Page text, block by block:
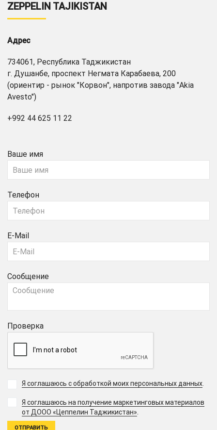
ZEPPELIN TAJIKISTAN
Адрес
734061, Республика Таджикистан
г. Душанбе, проспект Негмата Карабаева, 200
(ориентир - рынок "Корвон", напротив завода "Akia
Avesto")
+992 44 625 11 22
Ваше имя
Телефон
E-Mail
Сообщение
Проверка
Я соглашаюсь с обработкой моих персональных данных
Я соглашаюсь на получение маркетинговых материалов
от ДООО «Цеппелин Таджикистан».